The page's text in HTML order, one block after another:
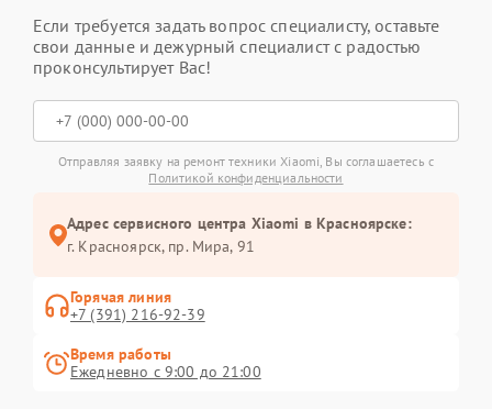
Если требуется задать вопрос специалисту, оставьте
свои данные и дежурный специалист с радостью
проконсультирует Вас!
Отправляя заявку на ремонт техники Xiaomi, Вы соглашаетесь с
Политикой конфиденциальности
Адрес сервисного центра Xiaomi в Красноярске:
г. Красноярск, ​пр. Мира, 91
Горячая линия
+7 (391) 216-92-39
Время работы
Ежедневно с 9:00 до 21:00